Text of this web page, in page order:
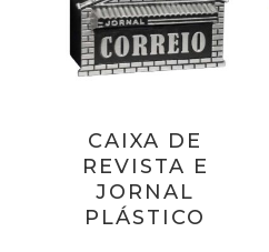
CAIXA DE
REVISTA E
JORNAL
PLÁSTICO